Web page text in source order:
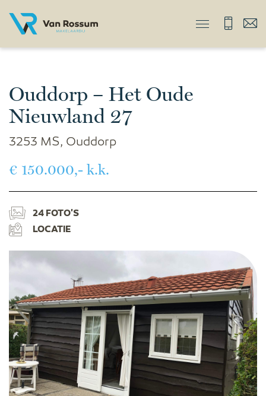
Ouddorp – Het Oude
Nieuwland 27
3253 MS, Ouddorp
€ 150.000,- k.k.
24 FOTO'S
LOCATIE